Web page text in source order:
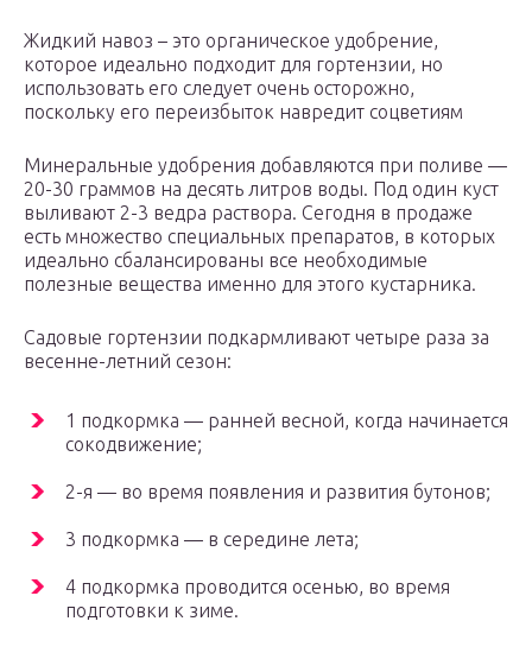
Жидкий навоз – это органическое удобрение,
которое идеально подходит для гортензии, но
использовать его следует очень осторожно,
поскольку его переизбыток навредит соцветиям
Минеральные удобрения добавляются при поливе —
20-30 граммов на десять литров воды. Под один куст
выливают 2-3 ведра раствора. Сегодня в продаже
есть множество специальных препаратов, в которых
идеально сбалансированы все необходимые
полезные вещества именно для этого кустарника.
Садовые гортензии подкармливают четыре раза за
весенне-летний сезон:
1 подкормка — ранней весной, когда начинается
сокодвижение;
2-я — во время появления и развития бутонов;
3 подкормка — в середине лета;
4 подкормка проводится осенью, во время
подготовки к зиме.